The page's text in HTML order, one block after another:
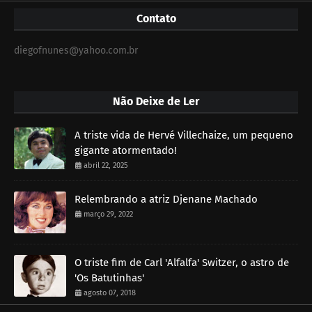
Contato
diegofnunes@yahoo.com.br
Não Deixe de Ler
A triste vida de Hervé Villechaize, um pequeno
gigante atormentado!
abril 22, 2025
Relembrando a atriz Djenane Machado
março 29, 2022
O triste fim de Carl 'Alfalfa' Switzer, o astro de
'Os Batutinhas'
agosto 07, 2018